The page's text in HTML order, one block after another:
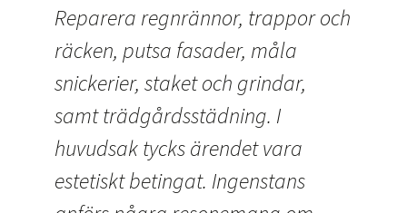
Reparera regnrännor, trappor och
räcken, putsa fasader, måla
snickerier, staket och grindar,
samt trädgårdsstädning. I
huvudsak tycks ärendet vara
estetiskt betingat. Ingenstans